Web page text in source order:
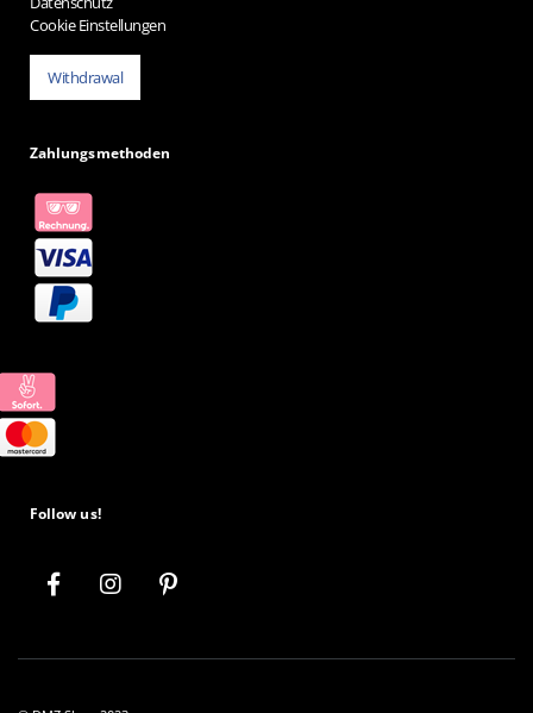
Cookie Einstellungen
Withdrawal
Zahlungsmethoden
Follow us!